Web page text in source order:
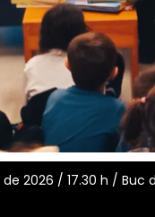
2026 / 17.30 h / Buc